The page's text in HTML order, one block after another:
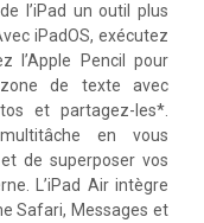
l’iPad un outil plus
iPadOS, exécutez
l’Apple Pencil pour
de texte avec
et partagez-les*.
en vous
de superposer vos
L’iPad Air intègre
Safari, Messages et